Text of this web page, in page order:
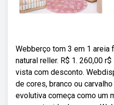
Webberço tom 3 em 1
natural reller. R$ 1. 260,00
vista com desconto.
de cores, branco ou
evolutiva começa como um